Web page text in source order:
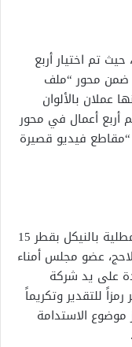
تم اختيار أربع
ضمن محور “ملف
عملان بالألوان
أربع أعمال في محور
“مقاطع فيديو قصيرة
الميداليات المقدّمة عبارة عن قطع فنية مطلية بالنيكل بقطر 15
عضو مجلس أمناء
على يد شركة
للتقدير وتكريماً
موضوع الاستدامة